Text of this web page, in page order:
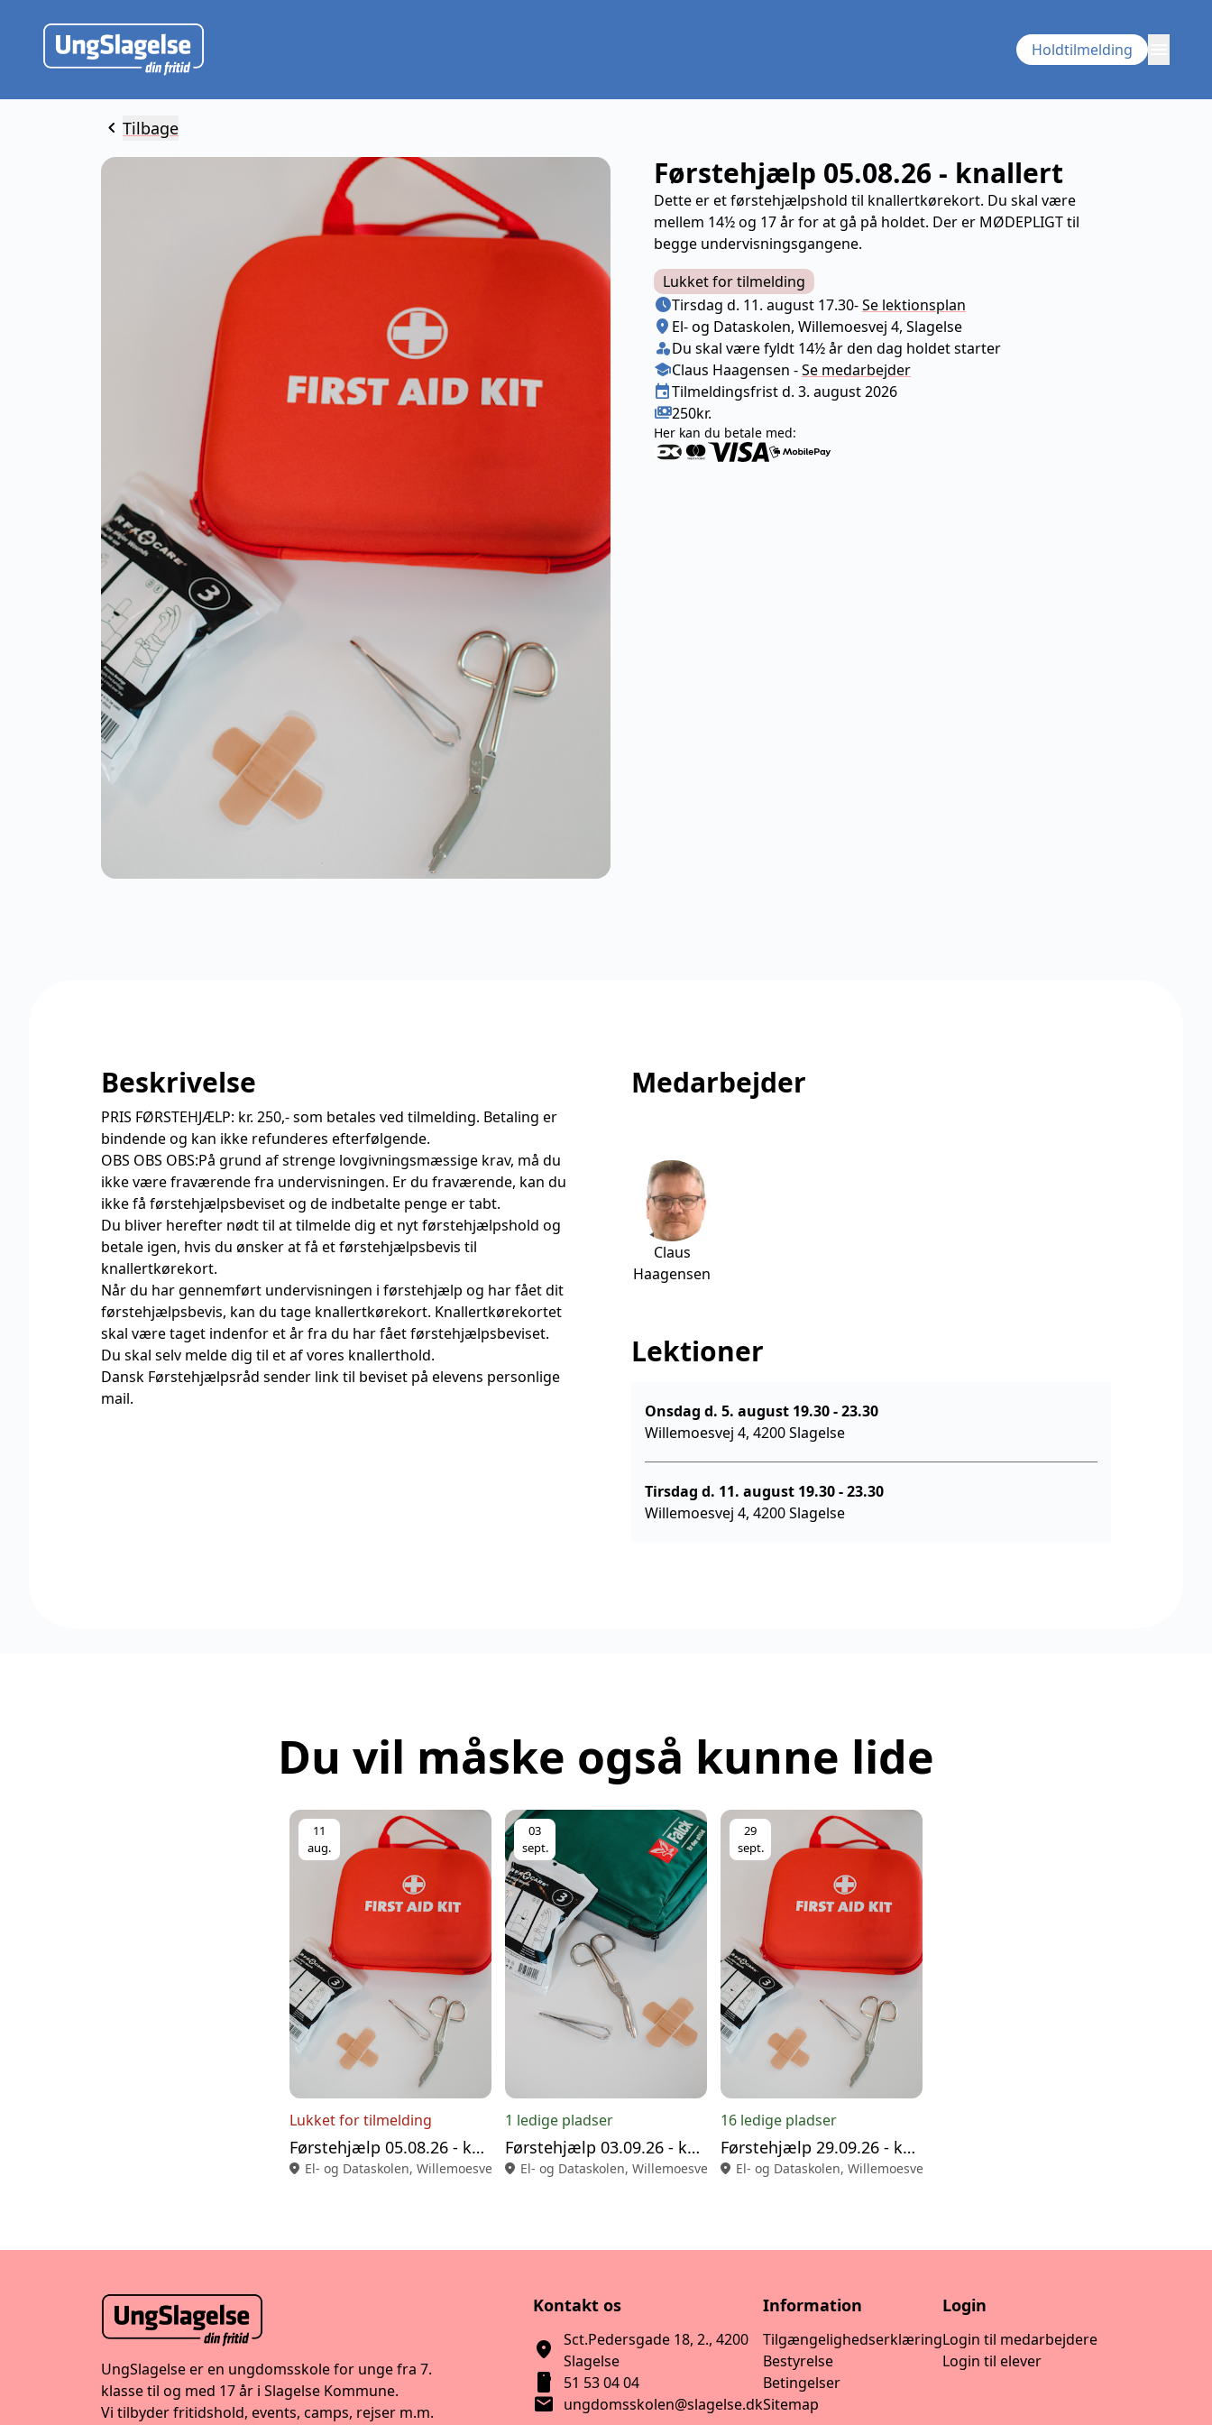
Holdtilmelding
chevron_left Tilbage
Førstehjælp 05.08.26 - knallert
Dette er et førstehjælpshold til knallertkørekort. Du skal være
mellem 14½ og 17 år for at gå på holdet. Der er MØDEPLIGT til
begge undervisningsgangene.
Lukket for tilmelding
Næste lektion
scheduleTirsdag d. 11. august 17.30-Se lektionsplan
Sted/Adresse
location_on El- og Dataskolen, Willemoesvej 4, Slagelse
Klasse/Aldersbegrænsning
person_shieldDu skal være fyldt 14½ år den dag holdet starter
Medarbejder
schoolClaus Haagensen -Se medarbejder
Tilmeldingsfrist
eventTilmeldingsfrist d. 3. august 2026
Pris
payments250kr.
Her kan du betale med:
Beskrivelse
PRIS FØRSTEHJÆLP: kr. 250,- som betales ved tilmelding. Betaling er
bindende og kan ikke refunderes efterfølgende.
OBS OBS OBS:På grund af strenge lovgivningsmæssige krav, må du
ikke være fraværende fra undervisningen. Er du fraværende, kan du
ikke få førstehjælpsbeviset og de indbetalte penge er tabt.
Du bliver herefter nødt til at tilmelde dig et nyt førstehjælpshold og
betale igen, hvis du ønsker at få et førstehjælpsbevis til
knallertkørekort.
Når du har gennemført undervisningen i førstehjælp og har fået dit
førstehjælpsbevis, kan du tage knallertkørekort. Knallertkørekortet
skal være taget indenfor et år fra du har fået førstehjælpsbeviset.
Du skal selv melde dig til et af vores knallerthold.
Dansk Førstehjælpsråd sender link til beviset på elevens personlige
mail.
Medarbejder
Claus
Haagensen
Lektioner
Onsdag d. 5. august 19.30-23.30
Willemoesvej 4, 4200 Slagelse
Tirsdag d. 11. august 19.30-23.30
Willemoesvej 4, 4200 Slagelse
Du vil måske også kunne lide
11
aug.
Lukket for tilmelding
Førstehjælp 05.08.26 - knallert
location_on El- og Dataskolen, Willemoesvej 4, Slagelse
03
sept.
1 ledige pladser
Førstehjælp 03.09.26 - knallert
location_on El- og Dataskolen, Willemoesvej 4, Slagelse
29
sept.
16 ledige pladser
Førstehjælp 29.09.26 - knallert
location_on El- og Dataskolen, Willemoesvej 4, Slagelse
UngSlagelse er en ungdomsskole for unge fra 7.
klasse til og med 17 år i Slagelse Kommune.
Vi tilbyder fritidshold, events, camps, rejser m.m.
Kontakt os
location_on
Sct.Pedersgade 18, 2., 4200
Slagelse
smartphone 51 53 04 04
mail ungdomsskolen@slagelse.dk
Information
Tilgængelighedserklæring
Bestyrelse
Betingelser
Sitemap
Login
Login til medarbejdere
Login til elever